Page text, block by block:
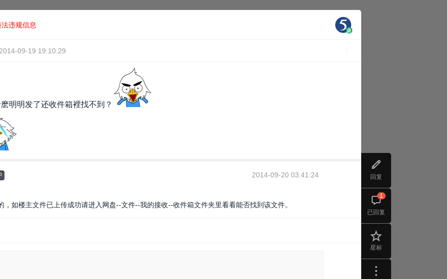
回复
已回复
1
星标
违规信息
2014-09-19 19:10:29
明明发了还收件箱裡找不到？
2014-09-20 03:41:24
如楼主文件已上传成功请进入网盘--文件--我的接收--收件箱文件夹里看看能否找到该文件。